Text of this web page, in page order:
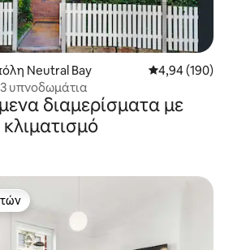
Neutral Bay Μέση
4,94 (190)
υπνοδωμάτια
διαμερίσματα με
κλιματισμό